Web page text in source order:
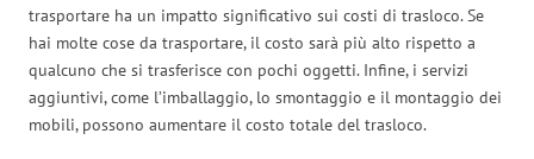
trasportare ha un impatto significativo sui costi di trasloco. Se
hai molte cose da trasportare, il costo sarà più alto rispetto a
qualcuno che si trasferisce con pochi oggetti. Infine, i servizi
aggiuntivi, come l’imballaggio, lo smontaggio e il montaggio dei
mobili, possono aumentare il costo totale del trasloco.